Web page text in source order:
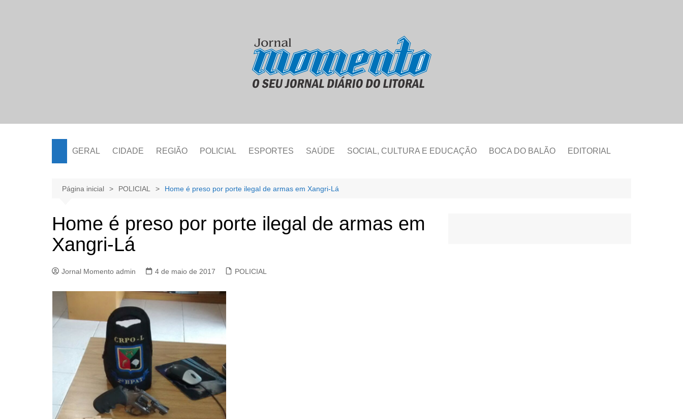
GERAL CIDADE REGIÃO POLICIAL ESPORTES SAÚDE SOCIAL, CULTURA E EDUCAÇÃO BOCA DO BALÃO EDITORIAL
Página inicial POLICIAL Home é preso por porte ilegal de armas em Xangri-Lá
Home é preso por porte ilegal de armas em
Xangri-Lá
Jornal Momento admin 4 de maio de 2017 POLICIAL